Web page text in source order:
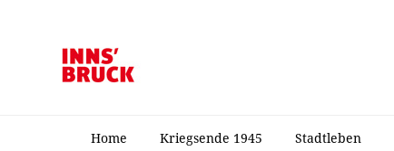
Home Kriegsende 1945 Stadtleben